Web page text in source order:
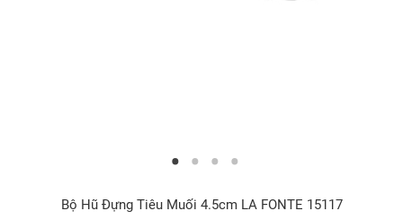
Bộ Hũ Đựng Tiêu Muối 4.5cm LA FONTE 15117